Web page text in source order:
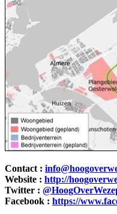
Contact :
Website : http://
Twitter :
Facebook : https://